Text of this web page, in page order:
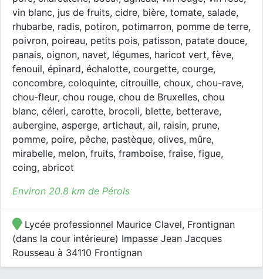
vin blanc, jus de fruits, cidre, bière, tomate, salade,
rhubarbe, radis, potiron, potimarron, pomme de terre,
poivron, poireau, petits pois, patisson, patate douce,
panais, oignon, navet, légumes, haricot vert, fève,
fenouil, épinard, échalotte, courgette, courge,
concombre, coloquinte, citrouille, choux, chou-rave,
chou-fleur, chou rouge, chou de Bruxelles, chou
blanc, céleri, carotte, brocoli, blette, betterave,
aubergine, asperge, artichaut, ail, raisin, prune,
pomme, poire, pêche, pastèque, olives, mûre,
mirabelle, melon, fruits, framboise, fraise, figue,
coing, abricot
Environ 20.8 km de Pérols
Lycée professionnel Maurice Clavel, Frontignan
(dans la cour intérieure) Impasse Jean Jacques
Rousseau à 34110 Frontignan